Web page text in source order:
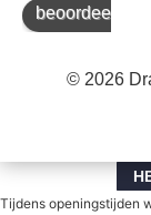
beoordeel ons
© 2026
Tijdens openingstijden